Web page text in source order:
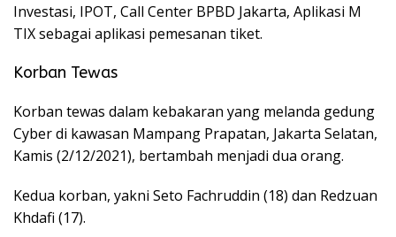
Investasi, IPOT, Call Center BPBD Jakarta, Aplikasi M
TIX sebagai aplikasi pemesanan tiket.
Korban Tewas
Korban tewas dalam kebakaran yang melanda gedung
Cyber di kawasan Mampang Prapatan, Jakarta Selatan,
Kamis (2/12/2021), bertambah menjadi dua orang.
Kedua korban, yakni Seto Fachruddin (18) dan Redzuan
Khdafi (17).